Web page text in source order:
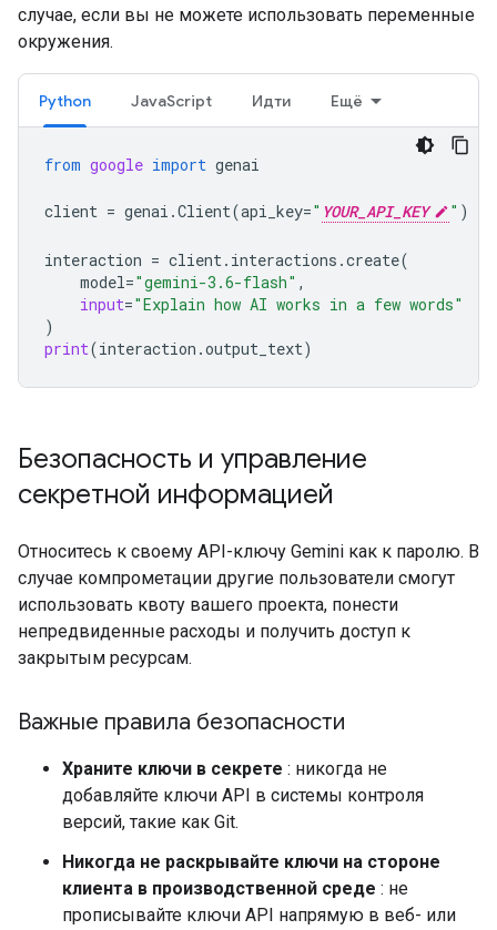
случае, если вы не можете использовать переменные
окружения.
Python JavaScript Идти Ещё
from google import genai
client = genai .Client(api_key=" YOUR_API_KEY " )
interaction = client. interactions .create(
model="gemini-3.6-flash" ,
input="Explain how AI works in a few words"
)
print(interaction .output_text)
Безопасность и управление
секретной информацией
Относитесь к своему API-ключу Gemini как к паролю. В
случае компрометации другие пользователи смогут
использовать квоту вашего проекта, понести
непредвиденные расходы и получить доступ к
закрытым ресурсам.
Важные правила безопасности
Храните ключи в секрете : никогда не
добавляйте ключи API в системы контроля
версий, такие как Git.
Никогда не раскрывайте ключи на стороне
клиента в производственной среде : не
прописывайте ключи API напрямую в веб- или